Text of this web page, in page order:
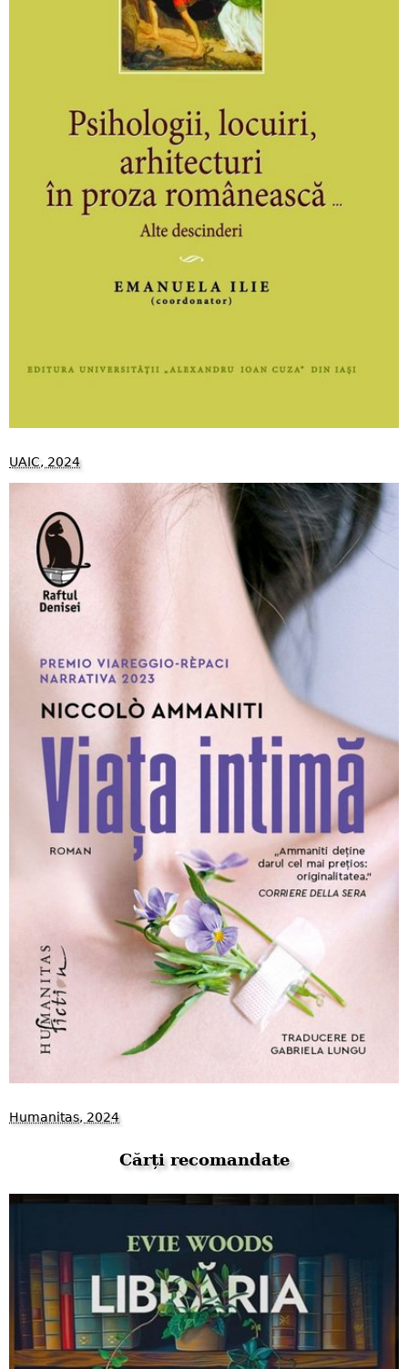
UAIC, 2024
Humanitas, 2024
Cărți recomandate